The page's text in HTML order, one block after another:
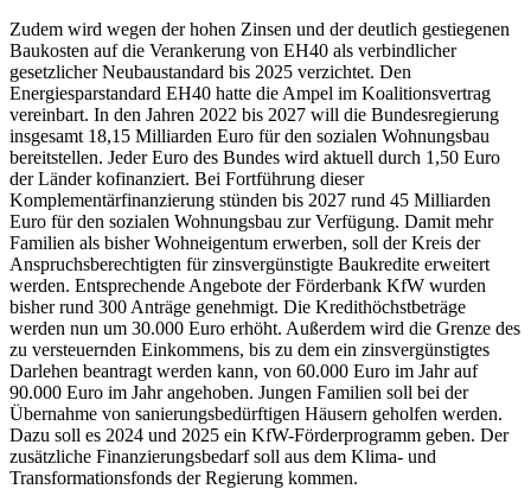
Zudem wird wegen der hohen Zinsen und der deutlich gestiegenen
Baukosten auf die Verankerung von EH40 als verbindlicher
gesetzlicher Neubaustandard bis 2025 verzichtet. Den
Energiesparstandard EH40 hatte die Ampel im Koalitionsvertrag
vereinbart. In den Jahren 2022 bis 2027 will die Bundesregierung
insgesamt 18,15 Milliarden Euro für den sozialen Wohnungsbau
bereitstellen. Jeder Euro des Bundes wird aktuell durch 1,50 Euro
der Länder kofinanziert. Bei Fortführung dieser
Komplementärfinanzierung stünden bis 2027 rund 45 Milliarden
Euro für den sozialen Wohnungsbau zur Verfügung. Damit mehr
Familien als bisher Wohneigentum erwerben, soll der Kreis der
Anspruchsberechtigten für zinsvergünstigte Baukredite erweitert
werden. Entsprechende Angebote der Förderbank KfW wurden
bisher rund 300 Anträge genehmigt. Die Kredithöchstbeträge
werden nun um 30.000 Euro erhöht. Außerdem wird die Grenze des
zu versteuernden Einkommens, bis zu dem ein zinsvergünstigtes
Darlehen beantragt werden kann, von 60.000 Euro im Jahr auf
90.000 Euro im Jahr angehoben. Jungen Familien soll bei der
Übernahme von sanierungsbedürftigen Häusern geholfen werden.
Dazu soll es 2024 und 2025 ein KfW-Förderprogramm geben. Der
zusätzliche Finanzierungsbedarf soll aus dem Klima- und
Transformationsfonds der Regierung kommen.